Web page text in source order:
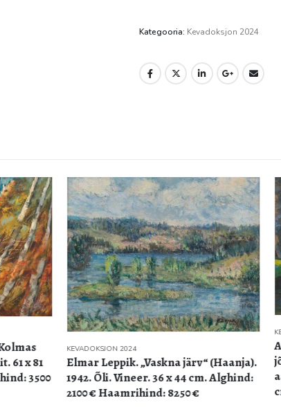
Kategooria: Kevadoksjon 2024
KEVADOKSJON 2024
Elmar Leppik. „Vaskna järv“ (Haanja).
1942. Õli. Vineer. 36 x 44 cm. Alghind:
2100 € Haamrihind: 8250 €
KEVADOKSJON 2024
Aleksander
jõega“.1920.
aastate algus.
cm. Alghind: